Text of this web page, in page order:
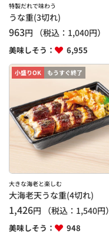
特製だれで味わう
うな重(3切れ)
963円 （税込： 1,040円）
美味しそう： 6,955
小盛りOK もうすぐ終了
大きな海老と楽しむ
大海老天うな重(4切れ)
1,426円 （税込： 1,540円）
美味しそう： 948